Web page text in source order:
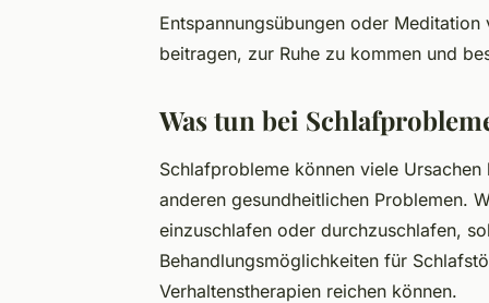
Entspannungsübungen oder
beitragen, zur Ruhe zu kommen und
Was tun bei
Schlafprobleme können viele
anderen gesundheitlichen Problemen.
einzuschlafen oder durchzuschlafen,
Behandlungsmöglichkeiten für
Verhaltenstherapien reichen können.